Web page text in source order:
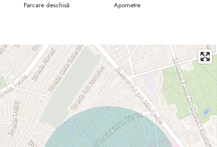
Parcare deschisă Apometre